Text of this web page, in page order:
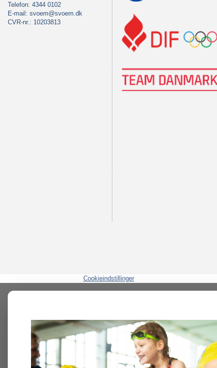
Telefon: 4344 0102
E-mail: svoem@svoem.dk
CVR-nr.: 10203813
Cookieindstillinger